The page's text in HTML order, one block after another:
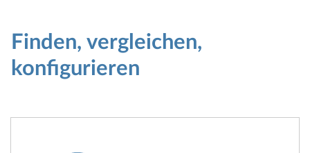
Finden, vergleichen,
konfigurieren